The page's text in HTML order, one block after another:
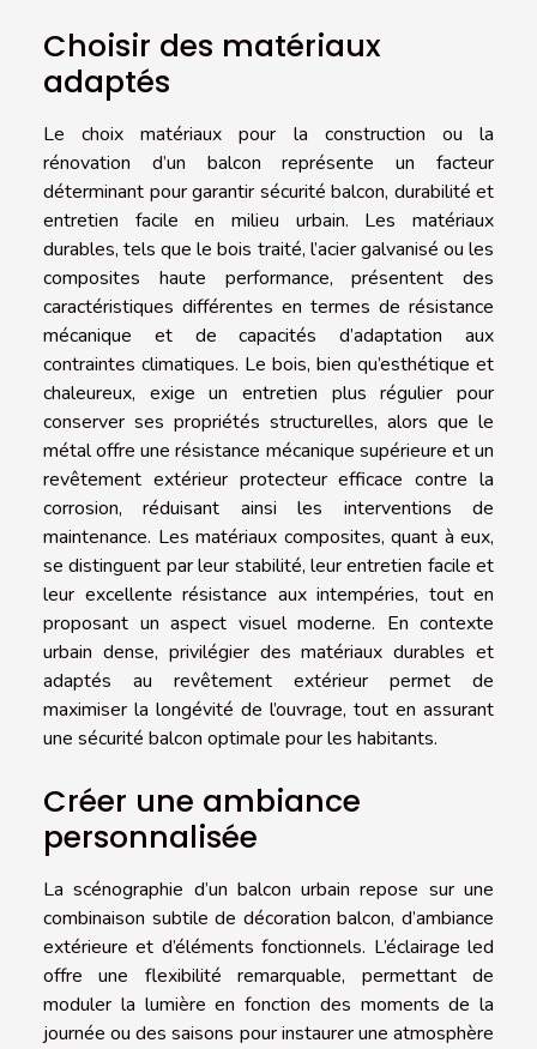
Choisir des matériaux
adaptés
Le choix matériaux pour la construction ou la
rénovation d’un balcon représente un facteur
déterminant pour garantir sécurité balcon, durabilité et
entretien facile en milieu urbain. Les matériaux
durables, tels que le bois traité, l’acier galvanisé ou les
composites haute performance, présentent des
caractéristiques différentes en termes de résistance
mécanique et de capacités d’adaptation aux
contraintes climatiques. Le bois, bien qu’esthétique et
chaleureux, exige un entretien plus régulier pour
conserver ses propriétés structurelles, alors que le
métal offre une résistance mécanique supérieure et un
revêtement extérieur protecteur efficace contre la
corrosion, réduisant ainsi les interventions de
maintenance. Les matériaux composites, quant à eux,
se distinguent par leur stabilité, leur entretien facile et
leur excellente résistance aux intempéries, tout en
proposant un aspect visuel moderne. En contexte
urbain dense, privilégier des matériaux durables et
adaptés au revêtement extérieur permet de
maximiser la longévité de l’ouvrage, tout en assurant
une sécurité balcon optimale pour les habitants.
Créer une ambiance
personnalisée
La scénographie d’un balcon urbain repose sur une
combinaison subtile de décoration balcon, d’ambiance
extérieure et d’éléments fonctionnels. L’éclairage led
offre une flexibilité remarquable, permettant de
moduler la lumière en fonction des moments de la
journée ou des saisons pour instaurer une atmosphère